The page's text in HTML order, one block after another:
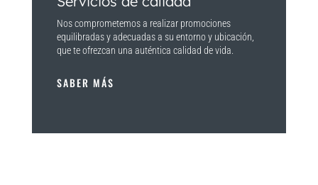
Nos comprometemos a realizar promociones
equilibradas y adecuadas a su entorno y ubicación,
que te ofrezcan una auténtica calidad de vida.
SABER MÁS